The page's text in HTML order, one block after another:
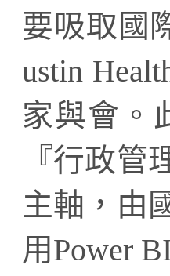
要吸取國
ustin
家與會。
『行政
主軸，由
用Power